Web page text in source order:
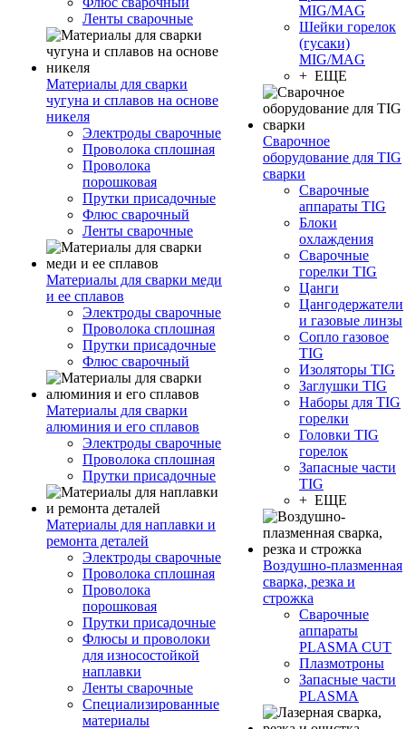
Ленты сварочные
Материалы для сварки
чугуна и сплавов на основе
никеля
Электроды сварочные
Проволока сплошная
Проволока
порошковая
Прутки присадочные
Флюс сварочный
Ленты сварочные
Материалы для сварки меди
и ее сплавов
Электроды сварочные
Проволока сплошная
Прутки присадочные
Флюс сварочный
Материалы для сварки
алюминия и его сплавов
Электроды сварочные
Проволока сплошная
Прутки присадочные
Материалы для наплавки и
ремонта деталей
Электроды сварочные
Проволока сплошная
Проволока
порошковая
Прутки присадочные
Флюсы и проволоки
для износостойкой
наплавки
Ленты сварочные
Специализированные
материалы
MIG/MAG
Шейки горелок
(гусаки)
MIG/MAG
+ ЕЩЕ
Сварочное
оборудование для TIG
сварки
Сварочные
аппараты TIG
Блоки
охлаждения
Сварочные
горелки TIG
Цанги
Цангодержатели
и газовые линзы
Сопло газовое
TIG
Изоляторы TIG
Заглушки TIG
Наборы для TIG
горелки
Головки TIG
горелок
Запасные части
TIG
+ ЕЩЕ
Воздушно-плазменная
сварка, резка и
строжка
Сварочные
аппараты
PLASMA CUT
Плазмотроны
Запасные части
PLASMA